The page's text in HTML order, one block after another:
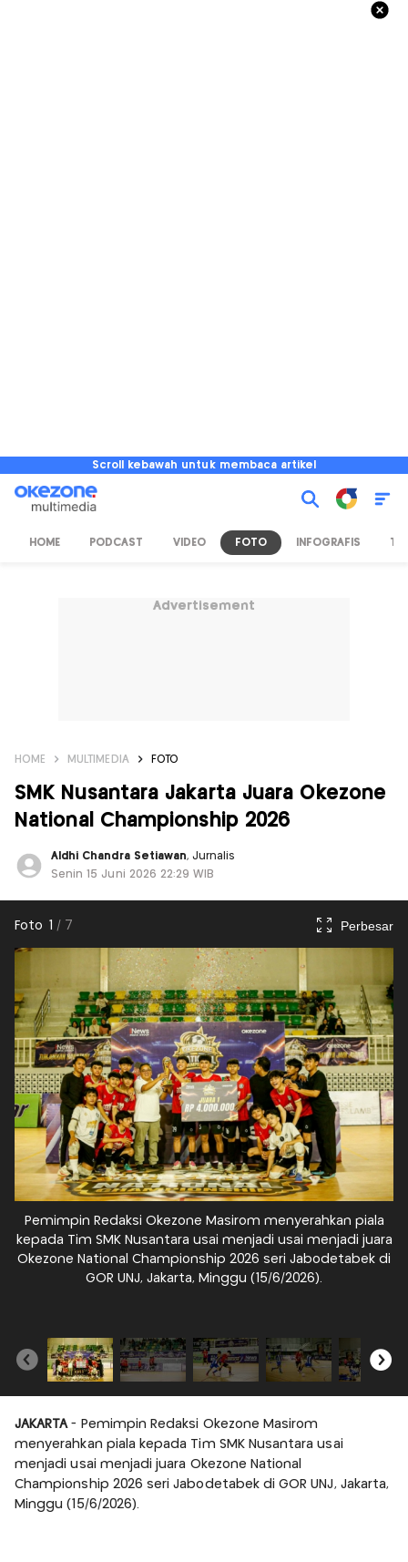
Scroll kebawah untuk membaca artikel
HOME PODCAST VIDEO FOTO INFOGRAFIS TV
Advertisement
HOME MULTIMEDIA FOTO
SMK Nusantara Jakarta Juara Okezone
National Championship 2026
Aldhi Chandra Setiawan, Jurnalis
Senin 15 Juni 2026 22:29 WIB
Foto 1 / 7 Perbesar
Pemimpin Redaksi Okezone Masirom menyerahkan piala
kepada Tim SMK Nusantara usai menjadi usai menjadi juara
Okezone National Championship 2026 seri Jabodetabek di
GOR UNJ, Jakarta, Minggu (15/6/2026).
JAKARTA - Pemimpin Redaksi Okezone Masirom
menyerahkan piala kepada Tim SMK Nusantara usai
menjadi usai menjadi juara Okezone National
Championship 2026 seri Jabodetabek di GOR UNJ, Jakarta,
Minggu (15/6/2026).